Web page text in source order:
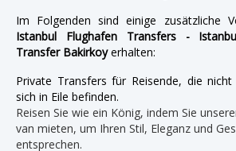
Im Folgenden sind einige zusätzliche
Istanbul Flughafen Transfers -
Transfer Bakirkoyerhalten:
Private Transfers für Reisende, die
sich in Eile befinden.
Reisen Sie wie ein König, indem Sie
van mieten, um Ihren Stil, Eleganz und
entsprechen.